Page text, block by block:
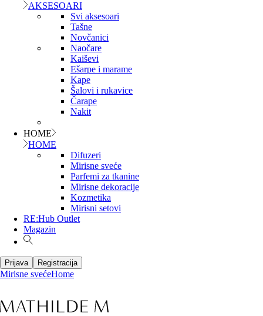
AKSESOARI
Svi aksesoari
Tašne
Novčanici
Naočare
Kaiševi
Ešarpe i marame
Kape
Šalovi i rukavice
Čarape
Nakit
HOME
HOME
Difuzeri
Mirisne sveće
Parfemi za tkanine
Mirisne dekoracije
Kozmetika
Mirisni setovi
RE:Hub Outlet
Magazin
Prijava Registracija
Mirisne svećeHome